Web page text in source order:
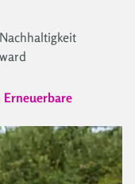
Erneuerbare